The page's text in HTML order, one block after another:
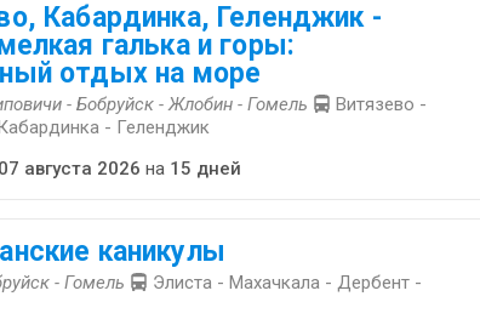
Кабардинка, Геленджик -
галька и горы:
отдых на море
- Бобруйск - Жлобин - Гомель
Витязево -
- Геленджик
августа 2026 на 15 дней
каникулы
- Гомель
Элиста - Махачкала - Дербент -